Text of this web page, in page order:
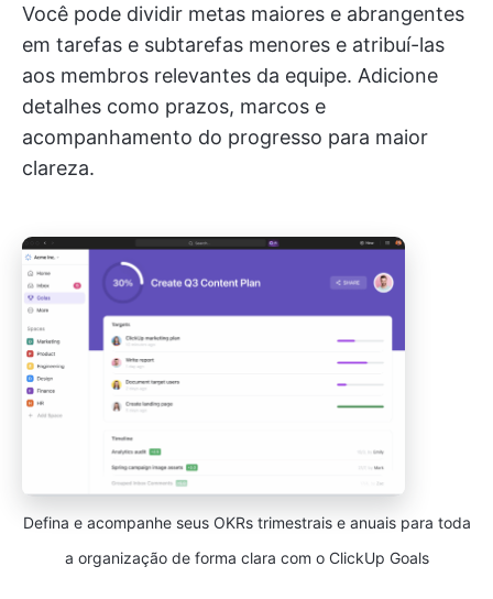
Você pode dividir metas maiores e abrangentes
em tarefas e subtarefas menores e atribuí-las
aos membros relevantes da equipe. Adicione
detalhes como prazos, marcos e
acompanhamento do progresso para maior
clareza.
Defina e acompanhe seus OKRs trimestrais e anuais para toda
a organização de forma clara com o ClickUp Goals